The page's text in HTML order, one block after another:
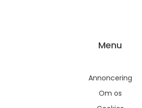
Menu
Annoncering
Om os